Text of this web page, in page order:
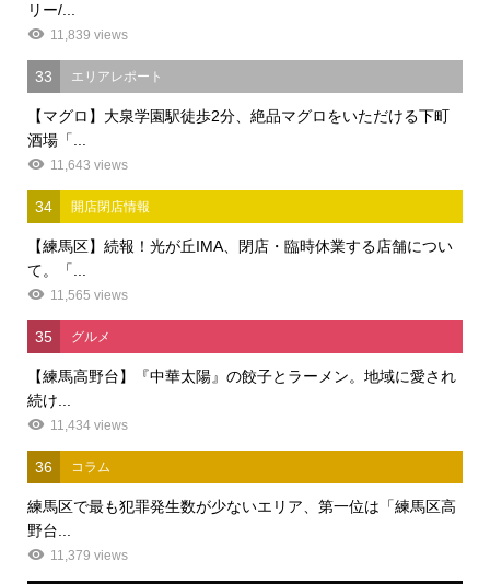
リー/...
11,839 views
33 エリアレポート
【マグロ】大泉学園駅徒歩2分、絶品マグロをいただける下町
酒場「...
11,643 views
34 開店閉店情報
【練馬区】続報！光が丘IMA、閉店・臨時休業する店舗につい
て。「...
11,565 views
35 グルメ
【練馬高野台】『中華太陽』の餃子とラーメン。地域に愛され
続け...
11,434 views
36 コラム
練馬区で最も犯罪発生数が少ないエリア、第一位は「練馬区高
野台...
11,379 views